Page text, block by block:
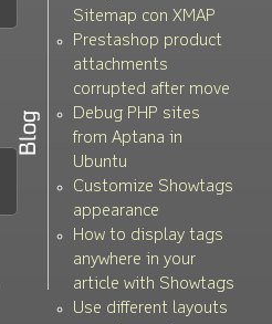
Sitemap con XMAP
Prestashop product
attachments
corrupted after move
Debug PHP sites
from Aptana in
Ubuntu
Customize Showtags
appearance
How to display tags
anywhere in your
article with Showtags
Use different layouts